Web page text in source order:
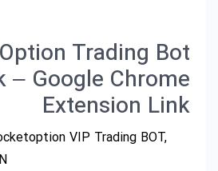
Trading Bot
– Google Chrome
Extension Link
VIP Trading BOT,